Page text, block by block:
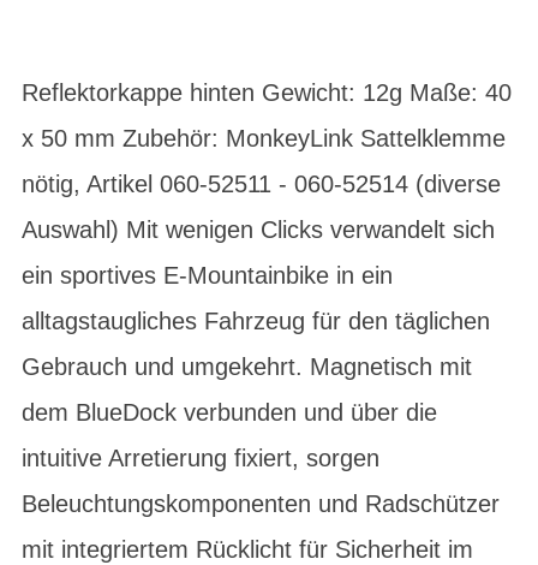
Reflektorkappe hinten Gewicht: 12g Maße: 40
x 50 mm Zubehör: MonkeyLink Sattelklemme
nötig, Artikel 060-52511 - 060-52514 (diverse
Auswahl) Mit wenigen Clicks verwandelt sich
ein sportives E-Mountainbike in ein
alltagstaugliches Fahrzeug für den täglichen
Gebrauch und umgekehrt. Magnetisch mit
dem BlueDock verbunden und über die
intuitive Arretierung fixiert, sorgen
Beleuchtungskomponenten und Radschützer
mit integriertem Rücklicht für Sicherheit im